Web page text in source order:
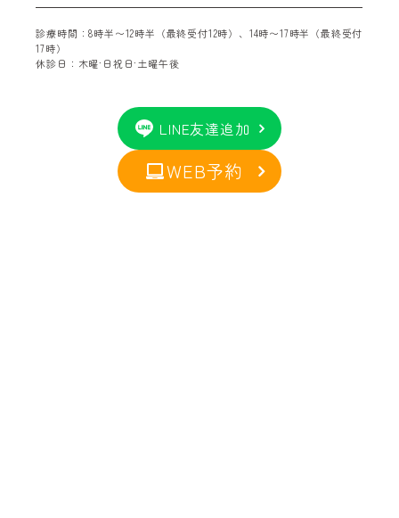
診療時間：8時半〜12時半（最終受付12時）、14時〜17時半（最終受付
17時）
休診日：木曜·日祝日·土曜午後
LINE友達追加
WEB予約